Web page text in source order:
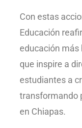
Con estas
Educación
educación más
que inspire a
estudiantes a
transformando
en Chiapas.